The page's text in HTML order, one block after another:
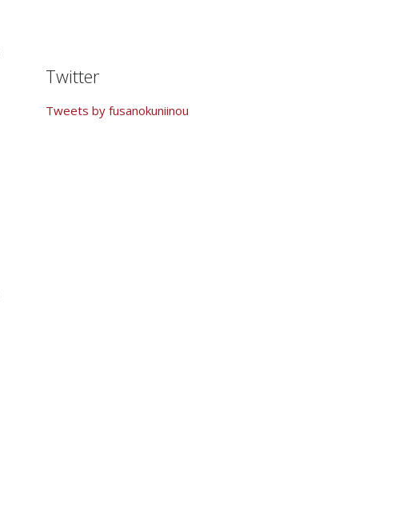
Twitter
Tweets by fusanokuniinou